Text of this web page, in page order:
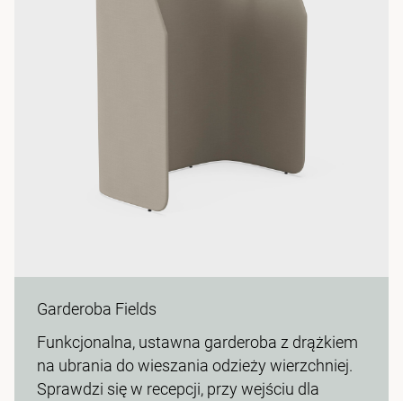
Garderoba Fields
Funkcjonalna, ustawna garderoba z drążkiem
na ubrania do wieszania odzieży wierzchniej.
Sprawdzi się w recepcji, przy wejściu dla